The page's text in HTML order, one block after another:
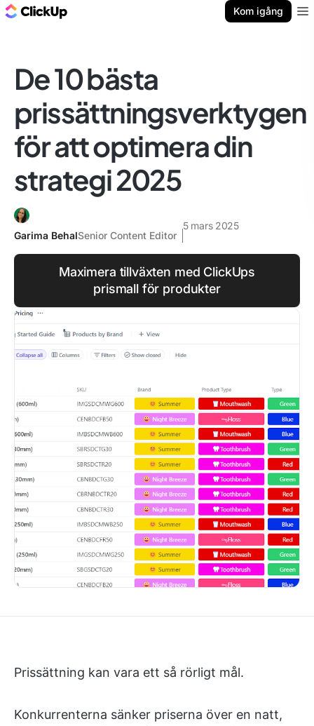
Kom igång
De 10 bästa
prissättningsverktygen
för att optimera din
strategi 2025
Garima BehalSenior Content Editor
5 mars 2025
Maximera tillväxten med ClickUps
prismall för produkter
Prissättning kan vara ett så rörligt mål.
Konkurrenterna sänker priserna över en natt,